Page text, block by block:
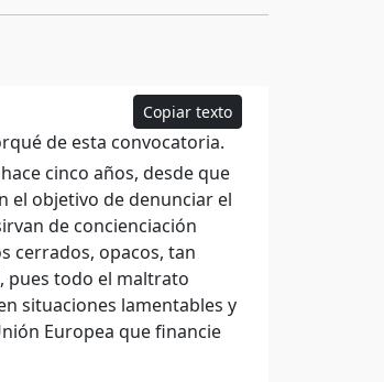
Copiar texto
de esta convocatoria.
cinco años, desde que
el objetivo de denunciar el
de concienciación
cerrados, opacos, tan
pues todo el maltrato
situaciones lamentables y
Europea que financie